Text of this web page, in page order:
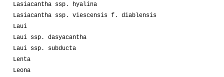
Lasiacantha ssp. hyalina
Lasiacantha ssp. viescensis f. diablensis
Laui
Laui ssp. dasyacantha
Laui ssp. subducta
Lenta
Leona